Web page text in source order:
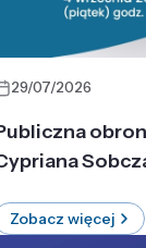
29/07/2026
Zobacz więcej